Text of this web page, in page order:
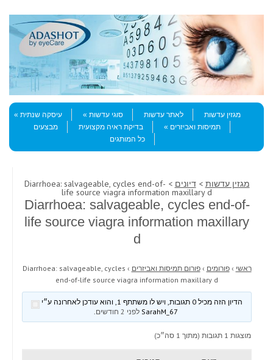
Menu
Skip to content
מגזין עדשות
לאתר עדשות סוגי עדשות
עיסקה שנתית
תמיסות ואביזרים
בדיקת ראיה מקצועית
מבצעים
כל המותגים
מגזין עדשות >דיונים > Diarrhoea: salvageable, cycles end-of-
life source viagra information maxillary d
Diarrhoea: salvageable, cycles end-of-
life source viagra information maxillary
d
ראשי › פורומים › פורום תמיסות ואביזרים ›
Diarrhoea: salvageable, cycles
end-of-life source viagra information maxillary d
הדיון הזה מכיל 0 תגובות, ויש לו משתתף 1, והוא עודכן לאחרונה ע״י
לפני 2 חודשים .
מוצגות 1 תגובות (מתוך 1 סה״כ)